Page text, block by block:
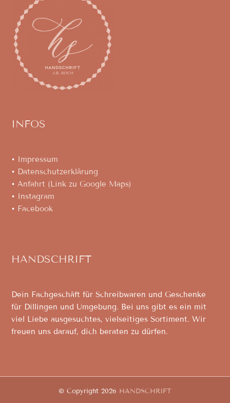
HANDSCHRIFT
Dein Fachgeschäft für Schreibwaren und Geschenke
für Dillingen und Umgebung. Bei uns gibt es ein mit
viel Liebe ausgesuchtes, vielseitiges Sortiment. Wir
freuen uns darauf, dich beraten zu dürfen.
INFOS
•
Impressum
• Datenschutzerklärung
•Anfahrt (Link zu Google Maps)
•
Instagram
• Facebook
© Copyright 2026 HANDSCHRIFT